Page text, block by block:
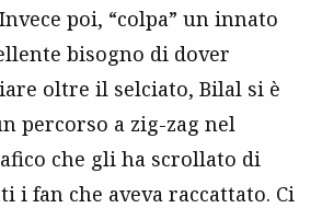
poi, “colpa” un innato
bisogno di dover
oltre il selciato, Bilal si è
percorso a zig-zag nel
che gli ha scrollato di
i fan che aveva raccattato. Ci